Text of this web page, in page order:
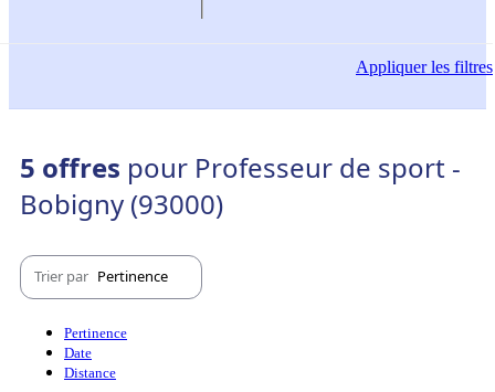
Appliquerles filtres
5 offres pour Professeur de sport -
Bobigny (93000)
Trier par Pertinence
Pertinence
Date
Distance